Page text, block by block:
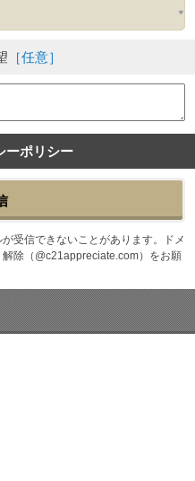
［任意］
ーポリシー
受信できないことがあります。ドメ
除（@c21appreciate.com）をお願